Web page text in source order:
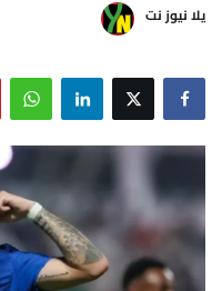
ثقافة وفن
تكنولوجيا وعلوم
صحة ولياقة
أطباق من المطابخ العربية
سياحة وسفر
يلا نيوز نت